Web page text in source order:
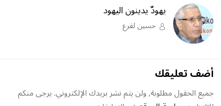
يهودٌ يدينون اليهود
حسين لقرع
أضف تعليقك
جميع الحقول مطلوبة, ولن يتم نشر بريدك الإلكتروني. يرجى منكم